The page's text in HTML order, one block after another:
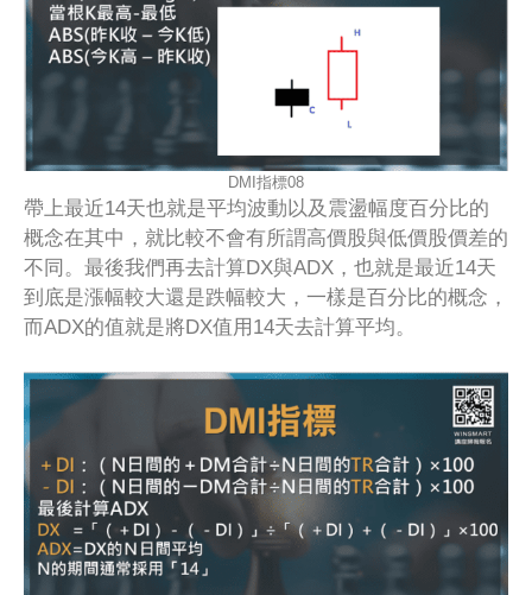
DMI指標08
帶上最近14天也就是平均波動以及震盪幅度百分比的
概念在其中，就比較不會有所謂高價股與低價股價差的
不同。最後我們再去計算DX與ADX，也就是最近14天
到底是漲幅較大還是跌幅較大，一樣是百分比的概念，
而ADX的值就是將DX值用14天去計算平均。